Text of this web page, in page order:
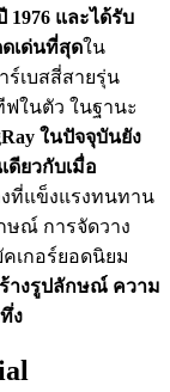
1976 และได้รับ
เด่นที่สุดใน
ร์เบสสี่สายรุ่น
ในตัว ในฐานะ
ในปัจจุบันยัง
ยวกับเมื่อ
ที่แข็งแรงทนทาน
ษณ์ การจัดวาง
เกอร์ยอดนิยม
างรูปลักษณ์ ความ
ง